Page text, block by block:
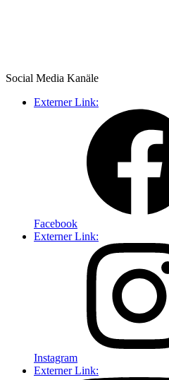
Social Media Kanäle
Externer Link:
Facebook
Externer Link:
Instagram
Externer Link: